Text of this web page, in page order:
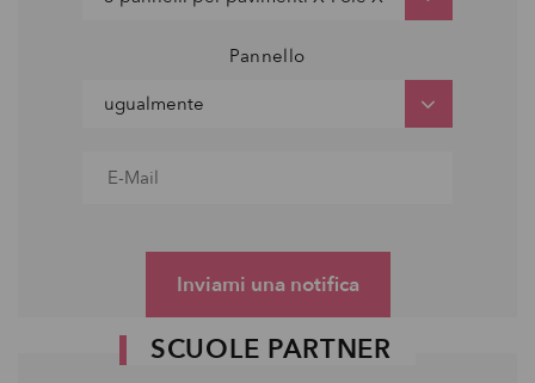
Pannello
Inviami una notifica
SCUOLE PARTNER